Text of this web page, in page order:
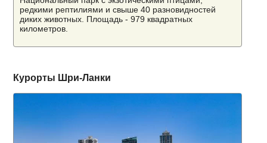
редкими рептилиями и свыше 40 разновидностей
диких животных. Площадь - 979 квадратных
километров.
Курорты Шри-Ланки